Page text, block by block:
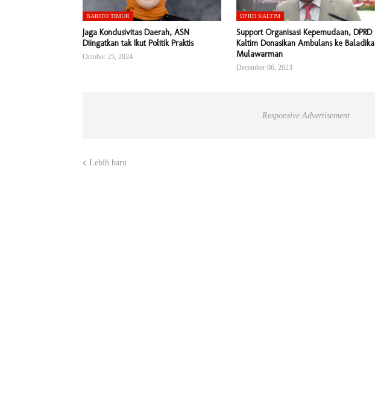
BARITO TIMUR
Jaga Kondusivitas Daerah, ASN
Diingatkan tak Ikut Politik Praktis
October 25, 2024
DPRD KALTIM
Support Organisasi Kepemudaan, DPRD
Kaltim Donasikan Ambulans ke Baladika
Mulawarman
December 06, 2023
Responsive Advertisement
Lebih baru